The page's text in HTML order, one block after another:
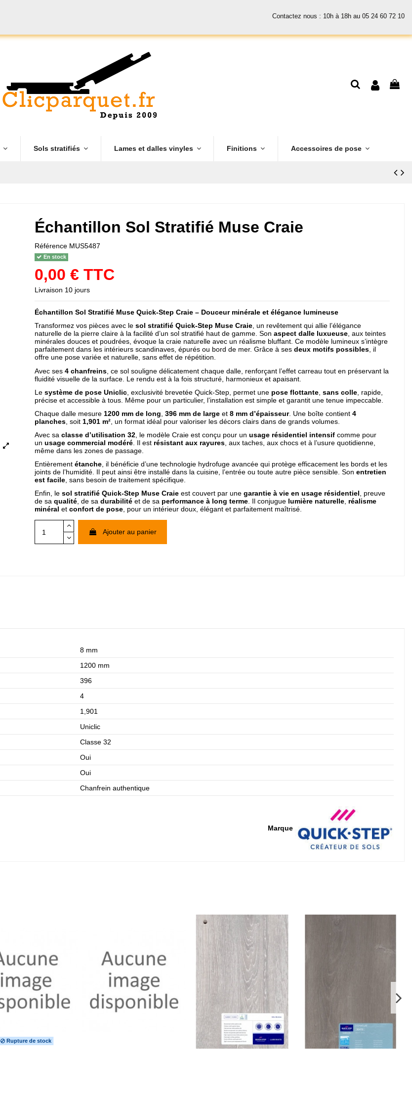
Contactez nous : 10h à 18h au 05 24 60 72 10
Sols stratifiés Lames et dalles vinyles Finitions Accessoires de pose
Échantillon Sol Stratifié Muse Craie
Référence MUS5487
En stock
0,00 € TTC
Livraison 10 jours
Échantillon Sol Stratifié Muse Quick-Step Craie – Douceur minérale et élégance lumineuse
Transformez vos pièces avec le sol stratifié Quick-Step Muse Craie, un revêtement qui allie l’élégance
naturelle de la pierre claire à la facilité d’un sol stratifié haut de gamme. Son aspect dalle luxueuse, aux teintes
minérales douces et poudrées, évoque la craie naturelle avec un réalisme bluffant. Ce modèle lumineux s’intègre
parfaitement dans les intérieurs scandinaves, épurés ou bord de mer. Grâce à ses deux motifs possibles, il
offre une pose variée et naturelle, sans effet de répétition.
Avec ses 4 chanfreins , ce sol souligne délicatement chaque dalle, renforçant l’effet carreau tout en préservant la
fluidité visuelle de la surface. Le rendu est à la fois structuré, harmonieux et apaisant.
Le système de pose Uniclic , exclusivité brevetée Quick-Step, permet une pose flottante sans colle , rapide,
précise et accessible à tous. Même pour un particulier, l’installation est simple et garantit une tenue impeccable.
Chaque dalle mesure 1200 mm de long 396 mm de large et 8 mm d’épaisseur. Une boîte contient 4
planches , soit 1,901 m² , un format idéal pour valoriser les décors clairs dans de grands volumes.
Avec sa classe d’utilisation 32 , le modèle Craie est conçu pour un usage résidentiel intensif comme pour
un usage commercial modéré . Il est résistant aux rayures , aux taches, aux chocs et à l’usure quotidienne,
même dans les zones de passage.
Entièrement étanche, il bénéficie d’une technologie hydrofuge avancée qui protège efficacement les bords et les
joints de l’humidité. Il peut ainsi être installé dans la cuisine, l’entrée ou toute autre pièce sensible. Son entretien
est facile, sans besoin de traitement spécifique.
Enfin, le sol stratifié Quick-Step Muse Craie est couvert par une garantie à vie en usage résidentiel, preuve
de sa qualité, de sa durabilité et de sa performance à long terme. Il conjugue lumière naturelle, réalisme
minéral et confort de pose, pour un intérieur doux, élégant et parfaitement maîtrisé.
Ajouter au panier
8 mm
1200 mm
396
4
1,901
Uniclic
Classe 32
Oui
Oui
Chanfrein authentique
Marque
Rupture de stock